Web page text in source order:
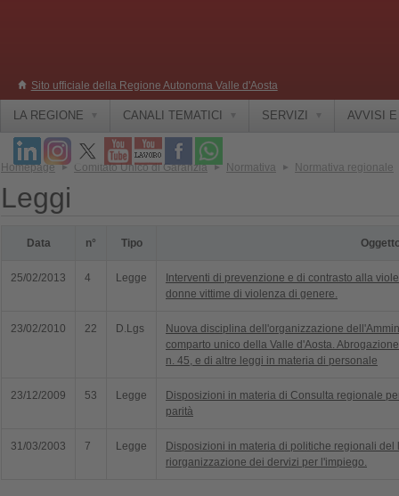
Sito ufficiale della Regione Autonoma Valle d'Aosta
LA REGIONE CANALI TEMATICI SERVIZI AVVISI
Homepage Comitato Unico di Garanzia Normativa Normativa regionale
Leggi
Data n° Tipo
25/02/2013 4 Legge
Interventi di prevenzione e di contrasto alla
donne vittime di violenza di genere.
23/02/2010 22 D.Lgs
Nuova disciplina dell'organizzazione
comparto unico della Valle d'Aosta.
n. 45, e di altre leggi in materia di personale
23/12/2009 53 Legge
Disposizioni in materia di Consulta regionale
parità
31/03/2003 7 Legge
Disposizioni in materia di politiche regionali
riorganizzazione dei dervizi per l'impiego.